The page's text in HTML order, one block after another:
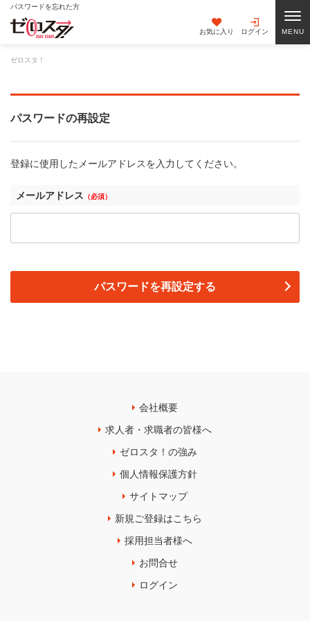
パスワードを忘れた方
お気に入り ログイン
ゼロスタ！
パスワードの再設定
登録に使用したメールアドレスを入力してください。
メールアドレス （必須）
パスワードを再設定する
会社概要
求人者・求職者の皆様へ
ゼロスタ！の強み
個人情報保護方針
サイトマップ
新規ご登録はこちら
採用担当者様へ
お問合せ
ログイン